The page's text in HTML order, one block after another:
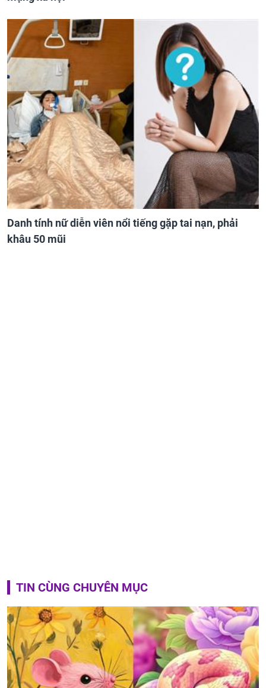
Danh tính nữ diễn viên nổi tiếng gặp tai nạn, phải
khâu 50 mũi
TIN CÙNG CHUYÊN MỤC